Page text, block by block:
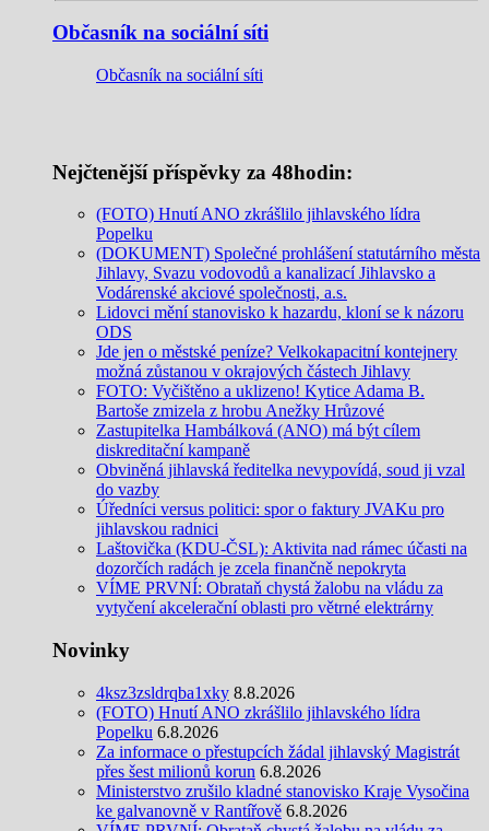
Občasník na sociální síti
Občasník na sociální síti
Nejčtenější příspěvky za 48hodin:
(FOTO) Hnutí ANO zkrášlilo jihlavského lídra
Popelku
(DOKUMENT) Společné prohlášení statutárního města
Jihlavy, Svazu vodovodů a kanalizací Jihlavsko a
Vodárenské akciové společnosti, a.s.
Lidovci mění stanovisko k hazardu, kloní se k názoru
ODS
Jde jen o městské peníze? Velkokapacitní kontejnery
možná zůstanou v okrajových částech Jihlavy
FOTO: Vyčištěno a uklizeno! Kytice Adama B.
Bartoše zmizela z hrobu Anežky Hrůzové
Zastupitelka Hambálková (ANO) má být cílem
diskreditační kampaně
Obviněná jihlavská ředitelka nevypovídá, soud ji vzal
do vazby
Úředníci versus politici: spor o faktury JVAKu pro
jihlavskou radnici
Laštovička (KDU-ČSL): Aktivita nad rámec účasti na
dozorčích radách je zcela finančně nepokryta
VÍME PRVNÍ: Obrataň chystá žalobu na vládu za
vytyčení akcelerační oblasti pro větrné elektrárny
Novinky
4ksz3zsldrqba1xky 8.8.2026
(FOTO) Hnutí ANO zkrášlilo jihlavského lídra
Popelku 6.8.2026
Za informace o přestupcích žádal jihlavský Magistrát
přes šest milionů korun 6.8.2026
Ministerstvo zrušilo kladné stanovisko Kraje Vysočina
ke galvanovně v Rantířově 6.8.2026